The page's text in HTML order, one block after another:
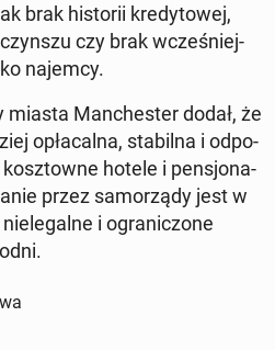
brak hi­sto­rii kre­dy­to­wej,
czy brak wcze­śniej­
najemcy.
Man­che­ster dodał, że
opła­cal­na, sta­bil­na i od­po­
hotele i pen­sjo­na­
przez sa­mo­rzą­dy jest w
i ogra­ni­czo­ne